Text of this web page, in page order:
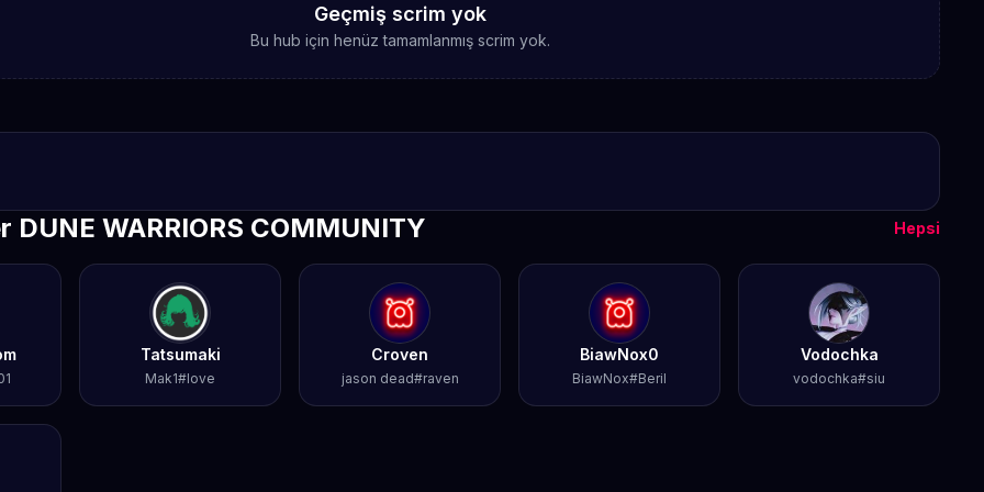
Geçmiş scrim yok
Bu hub için henüz tamamlanmış scrim yok.
DUNE WARRIORS COMMUNITY Hepsi
Tatsumaki
Mak1#love
Croven
jason dead#raven
BiawNox0
BiawNox#Beril
Vodochka
vodochka#siu